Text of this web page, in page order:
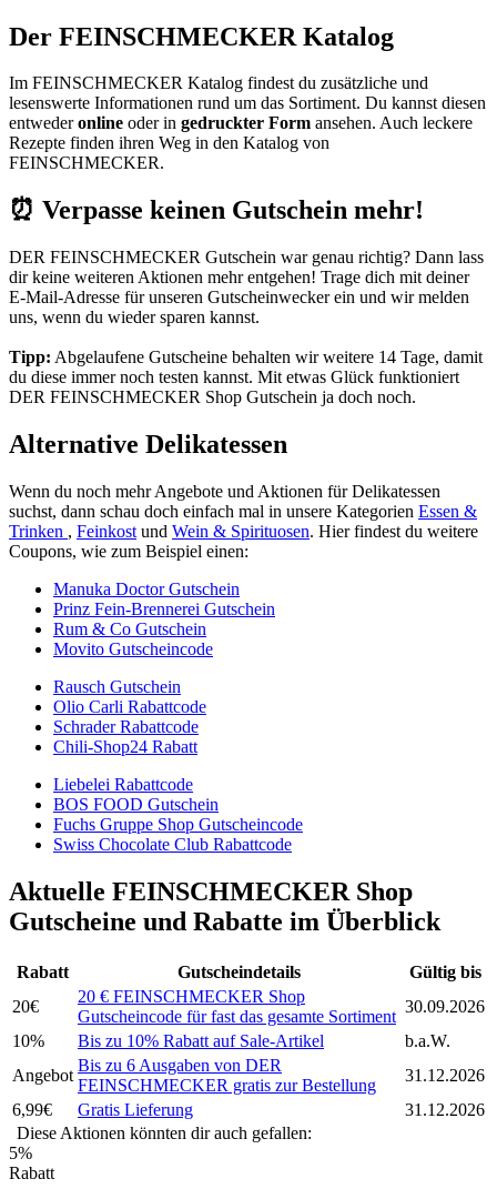
Der FEINSCHMECKER Katalog
Im FEINSCHMECKER Katalog findest du zusätzliche und
lesenswerte Informationen rund um das Sortiment. Du kannst diesen
entwederonline oder in gedruckter Form ansehen. Auch leckere
Rezepte finden ihren Weg in den Katalog von
FEINSCHMECKER.
⏰ Verpasse keinen Gutschein mehr!
DER FEINSCHMECKER Gutschein war genau richtig? Dann lass
dir keine weiteren Aktionen mehr entgehen! Trage dich mit deiner
E-Mail-Adresse für unseren Gutscheinweckerein und wir melden
uns, wenn du wieder sparen kannst.
Tipp: Abgelaufene Gutscheine behalten wir weitere 14 Tage, damit
du diese immer noch testen kannst. Mit etwas Glück funktioniert
DER FEINSCHMECKER Shop Gutschein ja doch noch.
Alternative Delikatessen
Wenn du noch mehr Angebote und Aktionen für Delikatessen
suchst, dann schau doch einfach mal in unsere Kategorien Essen &
Trinken , Feinkost und Wein & Spirituosen. Hier findest du weitere
Coupons, wie zum Beispiel einen:
Manuka Doctor Gutschein
Prinz Fein-Brennerei Gutschein
Rum & Co Gutschein
Movito Gutscheincode
Rausch Gutschein
Olio Carli Rabattcode
Schrader Rabattcode
Chili-Shop24 Rabatt
Liebelei Rabattcode
BOS FOOD Gutschein
Fuchs Gruppe Shop Gutscheincode
Swiss Chocolate Club Rabattcode
Aktuelle FEINSCHMECKER Shop
Gutscheine und Rabatte im Überblick
Rabatt Gutscheindetails
Gültig bis
20€
20 € FEINSCHMECKER Shop
Gutscheincode für fast das gesamte Sortiment
30.09.2026
10%
Bis zu 10% Rabatt auf Sale-Artikel
b.a.W.
Angebot
Bis zu 6 Ausgaben von DER
FEINSCHMECKER gratis zur Bestellung
31.12.2026
6,99€
Gratis Lieferung
31.12.2026
Diese Aktionen könnten dir auch gefallen:
5%
Rabatt